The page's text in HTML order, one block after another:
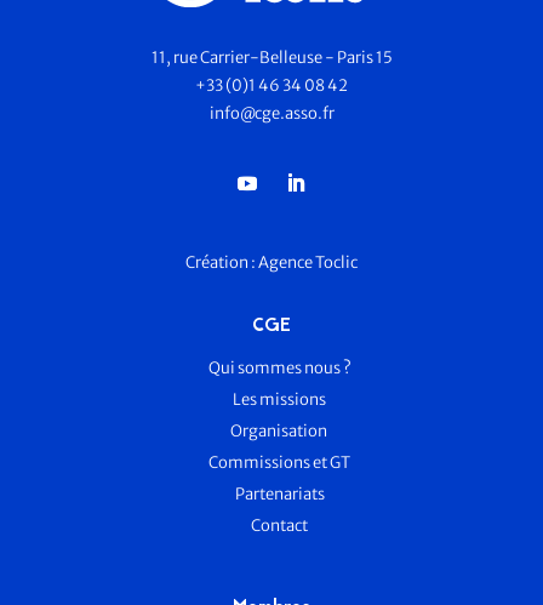
11, rue Carrier-Belleuse - Paris 15
+33 (0)1 46 34 08 42
info@cge.asso.fr
Création :Agence Toclic
CGE
Qui sommes nous ?
Les missions
Organisation
Commissions et GT
Partenariats
Contact